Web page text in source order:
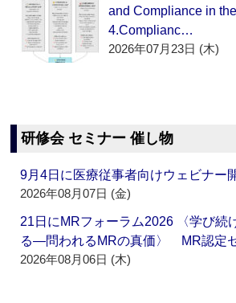
and Compliance in
4.Complianc…
2026年07月23日 (木)
研修会 セミナー 催し物
9月4日に医療従事者向けウェビナ
2026年08月07日 (金)
21日にMRフォーラム2026 〈学び続
る―問われるMRの真価〉 MR認定
2026年08月06日 (木)